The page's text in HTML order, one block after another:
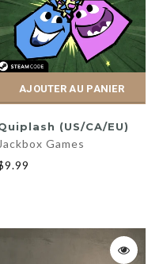
AJOUTER AU PANIER
(US/CA/EU)
Jackbox Games